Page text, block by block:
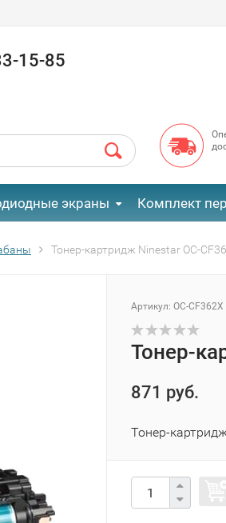
15-85
экраны Комплект
Тонер-картридж Ninestar OC-
Артикул: OC-CF362X
Тонер-
871 руб.
Тонер-